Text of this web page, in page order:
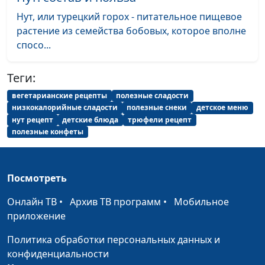
Чипсы и соус «Мексиканская
сальса»
Мартынова
«Ти Сан Чи»
«Нангуа бин» - сладкие
тыквенные лепешки и «Юми
джи» - горячая кукуруза
Лукашевич
Плов с сухими грибами и
романтический салат
Сажина
Зеленый коктейль и печенье из
бананов и фиников
Паста из авокадо с зеленью и
Картофельный салат по-
Нут, или турецкий горох - питательное пищевое
растение из семейства бобовых, которое вполне
спосо...
Теги:
вегетарианские рецепты
полезные сладости
низкокалорийные сладости
полезные снеки
детское меню
нут рецепт
детские блюда
трюфели рецепт
полезные конфеты
Посмотреть
Онлайн ТВ • Архив ТВ программ • Мобильное
приложение
Политика обработки персональных данных и
конфиденциальности